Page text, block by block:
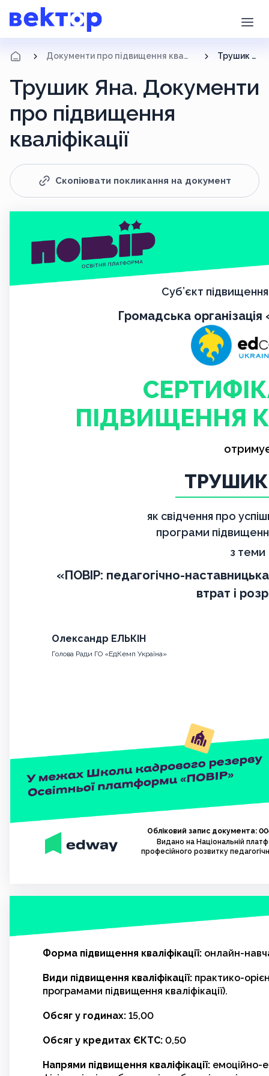
Документи про підвищення кваліфікації Трушик Яна
Трушик Яна. Документи
про підвищення
кваліфікації
Скопіювати покликання на документ
Суб’єкт підвищення
Громадська
ПІДВИЩЕННЯ
як свідчення про
програми
з теми
«ПОВІР: педагогічно-
втрат і
Олександр ЕЛЬКІН
Голова Ради ГО «ЕдКемп Україна»
Обліковий запис документа:
Видано на Національній
професійного розвитку
Форма підвищення кваліфікації: онлайн-
Види підвищення кваліфікації: практико-
програмами підвищення кваліфікації).
Обсяг у годинах: 15,00
Обсяг у кредитах ЄКТС: 0,50
Напрями підвищення кваліфікації: емоційно-